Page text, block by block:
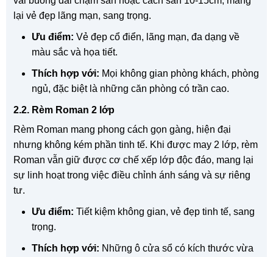
lại vẻ đẹp lãng mạn, sang trọng.
Ưu điểm: Vẻ đẹp cổ điển, lãng mạn, đa dạng về
màu sắc và họa tiết.
Thích hợp với: Mọi không gian phòng khách, phòng
ngủ, đặc biệt là những căn phòng có trần cao.
2.2. Rèm Roman 2 lớp
Rèm Roman mang phong cách gọn gàng, hiện đại
nhưng không kém phần tinh tế. Khi được may 2 lớp, rèm
Roman vẫn giữ được cơ chế xếp lớp độc đáo, mang lại
sự linh hoạt trong việc điều chỉnh ánh sáng và sự riêng
tư.
Ưu điểm: Tiết kiệm không gian, vẻ đẹp tinh tế, sang
trọng.
Thích hợp với: Những ô cửa sổ có kích thước vừa